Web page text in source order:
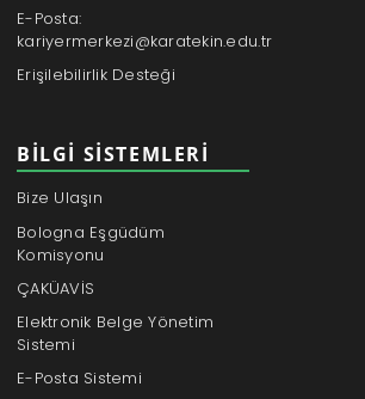
E-Posta:
kariyermerkezi@karatekin.edu.tr
Erişilebilirlik Desteği
BILGI SISTEMLERI
Bize Ulaşın
Bologna Eşgüdüm
Komisyonu
ÇAKÜAVİS
Elektronik Belge Yönetim
Sistemi
E-Posta Sistemi